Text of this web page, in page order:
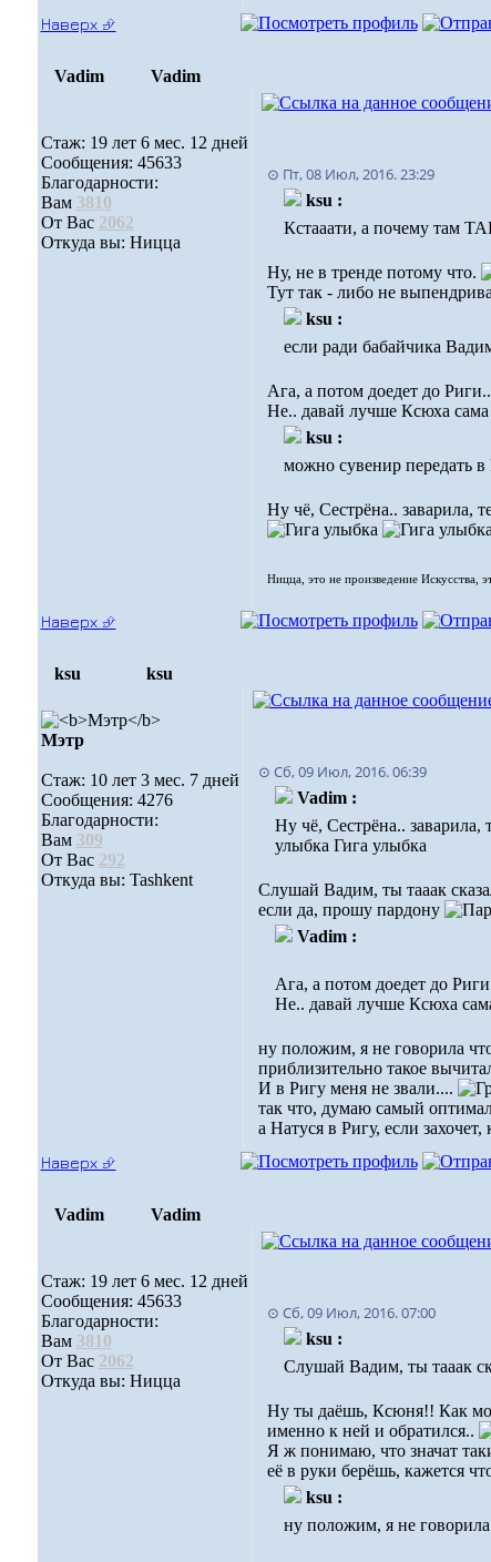
Наверх ⮵
Vadim Vadim
Стаж: 19 лет 6 мес. 12 дней
Сообщения: 45633
Благодарности:
Вам 3810
От Вас 2062
Откуда вы: Ницца
⊙ Пт, 08 Июл, 2016. 23:29
ksu :
Кстааати, а почему там
Ну, не в тренде потому что.
Тут так - либо не
ksu :
если ради бабайчика
Ага, а потом доедет до
Не.. давай лучше Ксюха сама
ksu :
можно сувенир передать в
Ну чё, Сестрёна.. заварила,
Ницца, это не произведение Искусства,
Наверх ⮵
ksu ksu
Мэтр
Стаж: 10 лет 3 мес. 7 дней
Сообщения: 4276
Благодарности:
Вам 309
От Вас 292
Откуда вы: Tashkent
⊙ Сб, 09 Июл, 2016. 06:39
Vadim :
Ну чё, Сестрёна..
улыбка Гига улыбка
Слушай Вадим, ты тааак
если да, прошу пардону
Vadim :
Ага, а потом доедет до
Не.. давай лучше Ксюха
ну положим, я не говорила
приблизительно такое
И в Ригу меня не звали....
так что, думаю самый
а Натуся в Ригу, если
Наверх ⮵
Vadim Vadim
Стаж: 19 лет 6 мес. 12 дней
Сообщения: 45633
Благодарности:
Вам 3810
От Вас 2062
Откуда вы: Ницца
⊙ Сб, 09 Июл, 2016. 07:00
ksu :
Слушай Вадим, ты тааак
Ну ты даёшь, Ксюня!! Как
именно к ней и обратился..
Я ж понимаю, что значат
её в руки берёшь, кажется
ksu :
ну положим, я не